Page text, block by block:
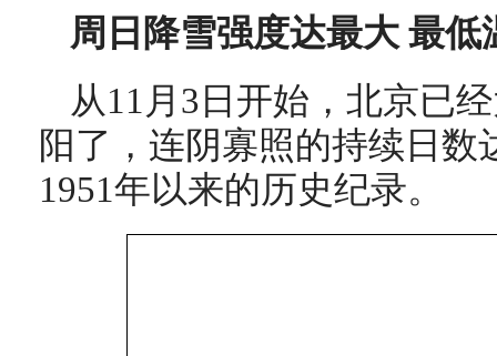
周日降雪强度达最大 最
从11月3日开始，北京已
阳了，连阴寡照的持续日数
1951年以来的历史纪录。